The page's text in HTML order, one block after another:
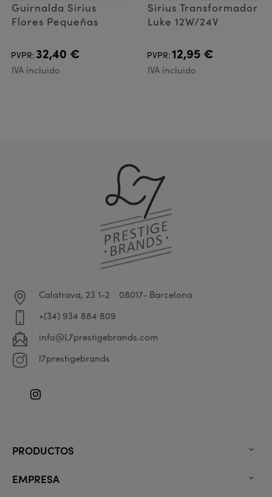
Guirnalda Sirius
Flores Pequeñas
PVPR:32,40 €
IVA incluido
Sirius Transformador
Luke 12W/24V
PVPR:12,95 €
IVA incluido
Calatrava, 23 1-2
08017- Barcelona
+(34) 934 884 809
info@L7prestigebrands.com
l7prestigebrands
Instagram
PRODUCTOS 
EMPRESA 